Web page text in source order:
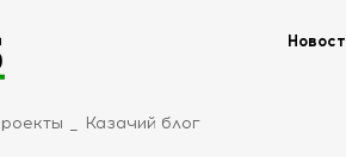
Казачий блог